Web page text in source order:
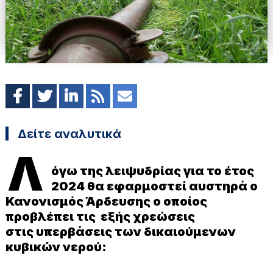
Δείτε αναλυτικά
Λ
όγω της λειψυδρίας για το έτος
2024 θα εφαρμοστεί αυστηρά ο
Κανονισμός Άρδευσης ο οποίος
προβλέπει τις εξής χρεώσεις
στις υπερβάσεις των δικαιούμενων
κυβικών νερού: